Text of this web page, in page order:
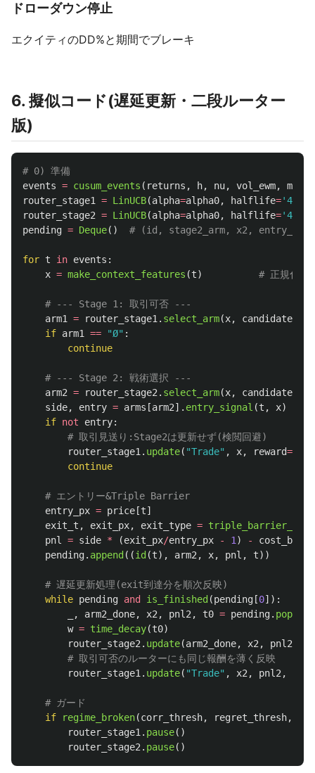
ドローダウン停止
エクイティのDD%と期間でブレーキ
6. 擬似コード(遅延更新・二段ルーター
版)
events = cusum_events ( returns , h, nu, vol_ewm,
router_stage1
= LinUCB(alpha=alpha0, halflife='45D
router_stage2 = LinUCB(alpha=alpha0, halflife='45D
pending = Deque()
for t in events :
x = make_context_features (t)
arm1
= router_stage1 . select_arm(x,
if arm1 == "Ø" :
continue
arm2 = router_stage2 . select_arm(x,
side, entry = arms [arm2]. entry_signal (t , x)
if not entry:
router_stage1 . update( "Trade" , x, reward=
continue
entry_px = price [t]
exit_t , exit_px, exit_type = triple_barrier_exit
pnl
= side * (exit_px/entry_px - 1 ) -
cost_bps
pending. append ((id (t), arm2 , x, pnl , t))
while pending and is_finished (pending [0]):
, arm2_done, x2 , pnl2 , t0 = pending. popleft
w = time_decay(t0)
router_stage2 . update(arm2_done, x2 , pnl2
router_stage1 . update( "Trade" , x2 , pnl2 ,
if
regime_broken(corr_thresh, regret_thresh,
router_stage1 . pause()
router_stage2 . pause()